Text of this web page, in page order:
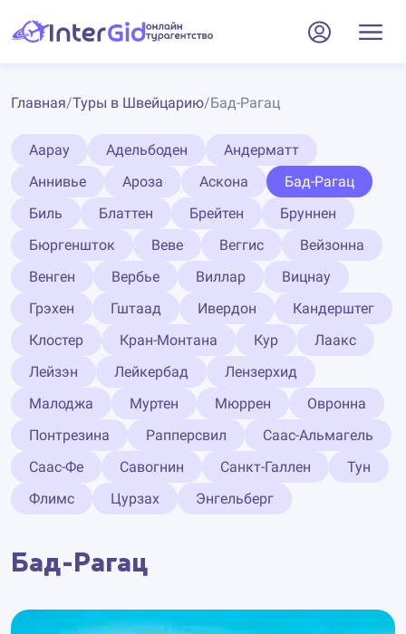
Главная/Туры в Швейцарию/Бад-Рагац
Аарау Адельбоден
Андерматт
Аннивье
Ароза Аскона
Бад-Рагац
Биль
Блаттен Брейтен
Бруннен
Бюргеншток
Веве Веггис
Вейзонна
Венген
Вербье Виллар
Вицнау
Грэхен
Гштаад Ивердон
Кандерштег
Клостер
Кран-Монтана Кур
Лаакс
Лейзэн
Лейкербад
Лензерхид
Малоджа
Муртен Мюррен
Овронна
Понтрезина
Рапперсвил
Саас-Альмагель
Саас-Фе
Савогнин Санкт-Галлен
Тун
Флимс
Цурзах Энгельберг
Бад-Рагац